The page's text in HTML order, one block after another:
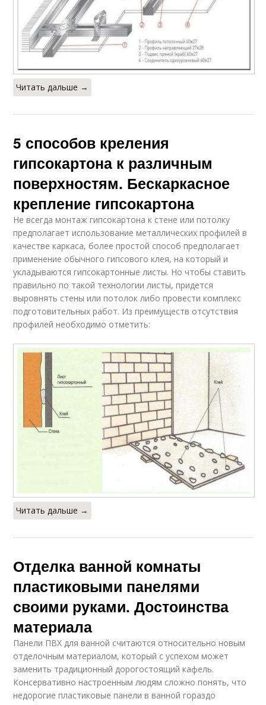
Читать дальше →
5 способов креления
гипсокартона к различным
поверхностям. Бескаркасное
крепление гипсокартона
Не всегда монтаж гипсокартона к стене или потолку
предполагает использование металлических профилей в
качестве каркаса, более простой способ предполагает
применение обычного гипсового клея, на который и
укладываются гипсокартонные листы. Но чтобы ставить
правильно по такой технологии листы, придется
выровнять стены или потолок либо провести комплекс
подготовительных работ. Из преимуществ отсутствия
профилей необходимо отметить:
Читать дальше →
Отделка ванной комнаты
пластиковыми панелями
своими руками. Достоинства
материала
Панели ПВХ для ванной считаются относительно новым
отделочным материалом, который с успехом может
заменить традиционный дорогостоящий кафель.
Консервативно настроенным людям сложно понять, что
недорогие пластиковые панели в ванной гораздо